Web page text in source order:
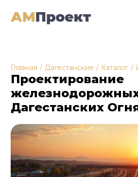
Главная / Дагестанские / Каталог /
Проектирование
Дагестанских